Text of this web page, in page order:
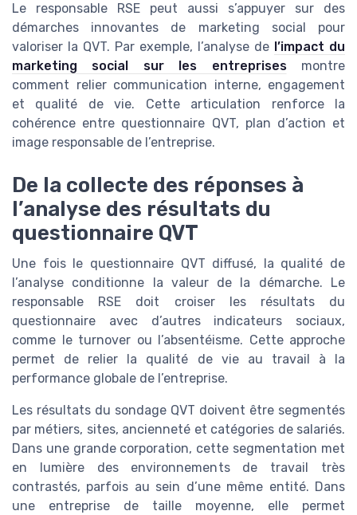
Le responsable RSE peut aussi s’appuyer sur des
démarches innovantes de marketing social pour
valoriser la QVT. Par exemple, l’analyse de l’impact du
marketing social sur les entreprisesmontre
comment relier communication interne, engagement
et qualité de vie. Cette articulation renforce la
cohérence entre questionnaire QVT, plan d’action et
image responsable de l’entreprise.
De la collecte des réponses à
l’analyse des résultats du
questionnaire QVT
Une fois le questionnaire QVT diffusé, la qualité de
l’analyse conditionne la valeur de la démarche. Le
responsable RSE doit croiser les résultats du
questionnaire avec d’autres indicateurs sociaux,
comme le turnover ou l’absentéisme. Cette approche
permet de relier la qualité de vie au travail à la
performance globale de l’entreprise.
Les résultats du sondage QVT doivent être segmentés
par métiers, sites, ancienneté et catégories de salariés.
Dans une grande corporation, cette segmentation met
en lumière des environnements de travail très
contrastés, parfois au sein d’une même entité. Dans
une entreprise de taille moyenne, elle permet